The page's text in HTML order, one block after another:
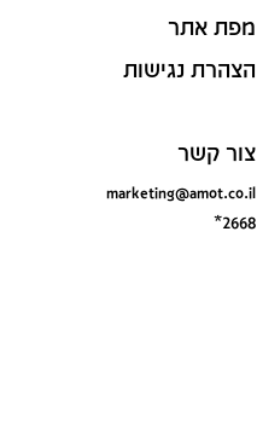
מפת אתר
הצהרת נגישות
צור קשר
marketing@amot.co.il
*2668